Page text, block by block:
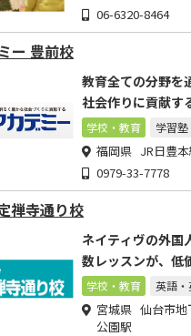
06-6320-8464
ー 豊前校
教育全ての分野を
社会作りに貢献す
学校・教育 学習塾
福岡県 JR日豊本
0979-33-7778
禅寺通り校
ネイティヴの外国
数レッスンが、低
英会話教室です！
学校・教育 英語
宮城県 仙台市地
公園駅